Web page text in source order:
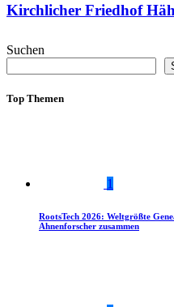
Kirchlicher Friedhof
Suchen
Top Themen
1
RootsTech 2026: Weltgrößte
Ahnenforscher zusammen